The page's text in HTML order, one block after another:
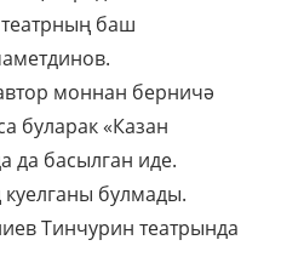
иде.
inform.tatar/news/culture/24-01-
spektakl-kuya-bashlagan-